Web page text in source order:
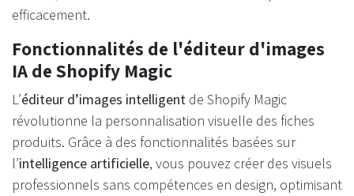
efficacement.
Fonctionnalités de l'éditeur d'images
IA de Shopify Magic
L’éditeur d’images intelligent de Shopify Magic
révolutionne la personnalisation visuelle des fiches
produits. Grâce à des fonctionnalités basées sur
l’intelligence artificielle, vous pouvez créer des visuels
professionnels sans compétences en design, optimisant